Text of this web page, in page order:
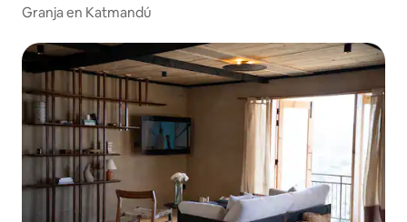
Granja en Katmandú